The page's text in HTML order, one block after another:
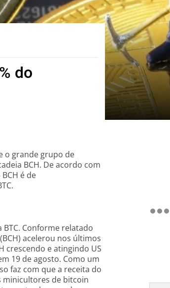
do
o grande grupo de
BCH. De acordo com
é de
BTC. Conforme relatado
acelerou nos últimos
crescendo e atingindo US
19 de agosto. Como um
faz com que a receita do
minicultores de bitcoin